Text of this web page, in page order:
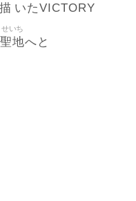
描 いたVICTORY
聖地
せいち
へと